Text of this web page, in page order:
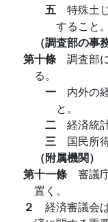
五 特殊土
すること。
（調査部の事
第十條 調査部
る。
一 内外の
と。
二 経済統
三 国民所
（附属機関）
第十一條 審議
置く。
２ 経済審議会